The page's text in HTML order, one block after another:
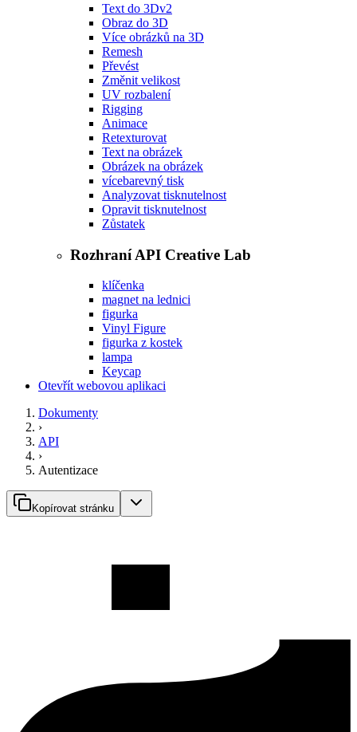
Text do 3Dv2
Obraz do 3D
Více obrázků na 3D
Remesh
Převést
Změnit velikost
UV rozbalení
Rigging
Animace
Retexturovat
Text na obrázek
Obrázek na obrázek
vícebarevný tisk
Analyzovat tisknutelnost
Opravit tisknutelnost
Zůstatek
Rozhraní API Creative Lab
klíčenka
magnet na lednici
figurka
Vinyl Figure
figurka z kostek
lampa
Keycap
Otevřít webovou aplikaci
Dokumenty
›
API
›
Autentizace
Kopírovat stránku